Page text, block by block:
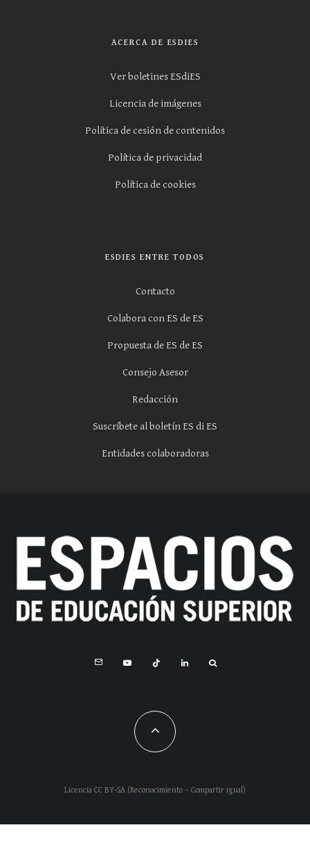
ACERCA DE ESDIES
Ver boletines ESdiES
Licencia de imágenes
Política de cesión de contenidos
Política de privacidad
Política de cookies
ESDIES ENTRE TODOS
Contacto
Colabora con ES de ES
Propuesta de ES de ES
Consejo Asesor
Redacción
Suscríbete al boletín ES di ES
Entidades colaboradoras
Licencia CC BY-SA (Reconocimiento – Compartir igual)